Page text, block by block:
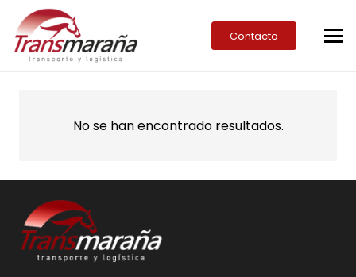
Contacto
No se han encontrado resultados.